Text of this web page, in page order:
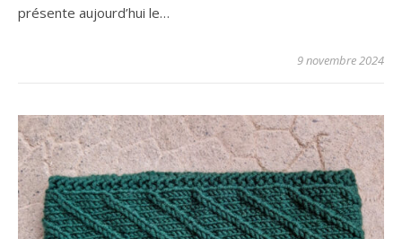
présente aujourd’hui le…
9 novembre 2024